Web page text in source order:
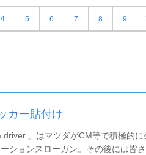
4 5 6 7 8 9
カー貼付け
driver.」はマツダがCM等で積極的
ションスローガン。その後には皆